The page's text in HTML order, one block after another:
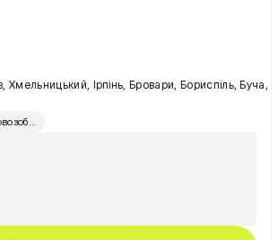
Хмельницький, Ірпінь, Бровари, Бориспіль, Буча,
Для військовозобов’язаних